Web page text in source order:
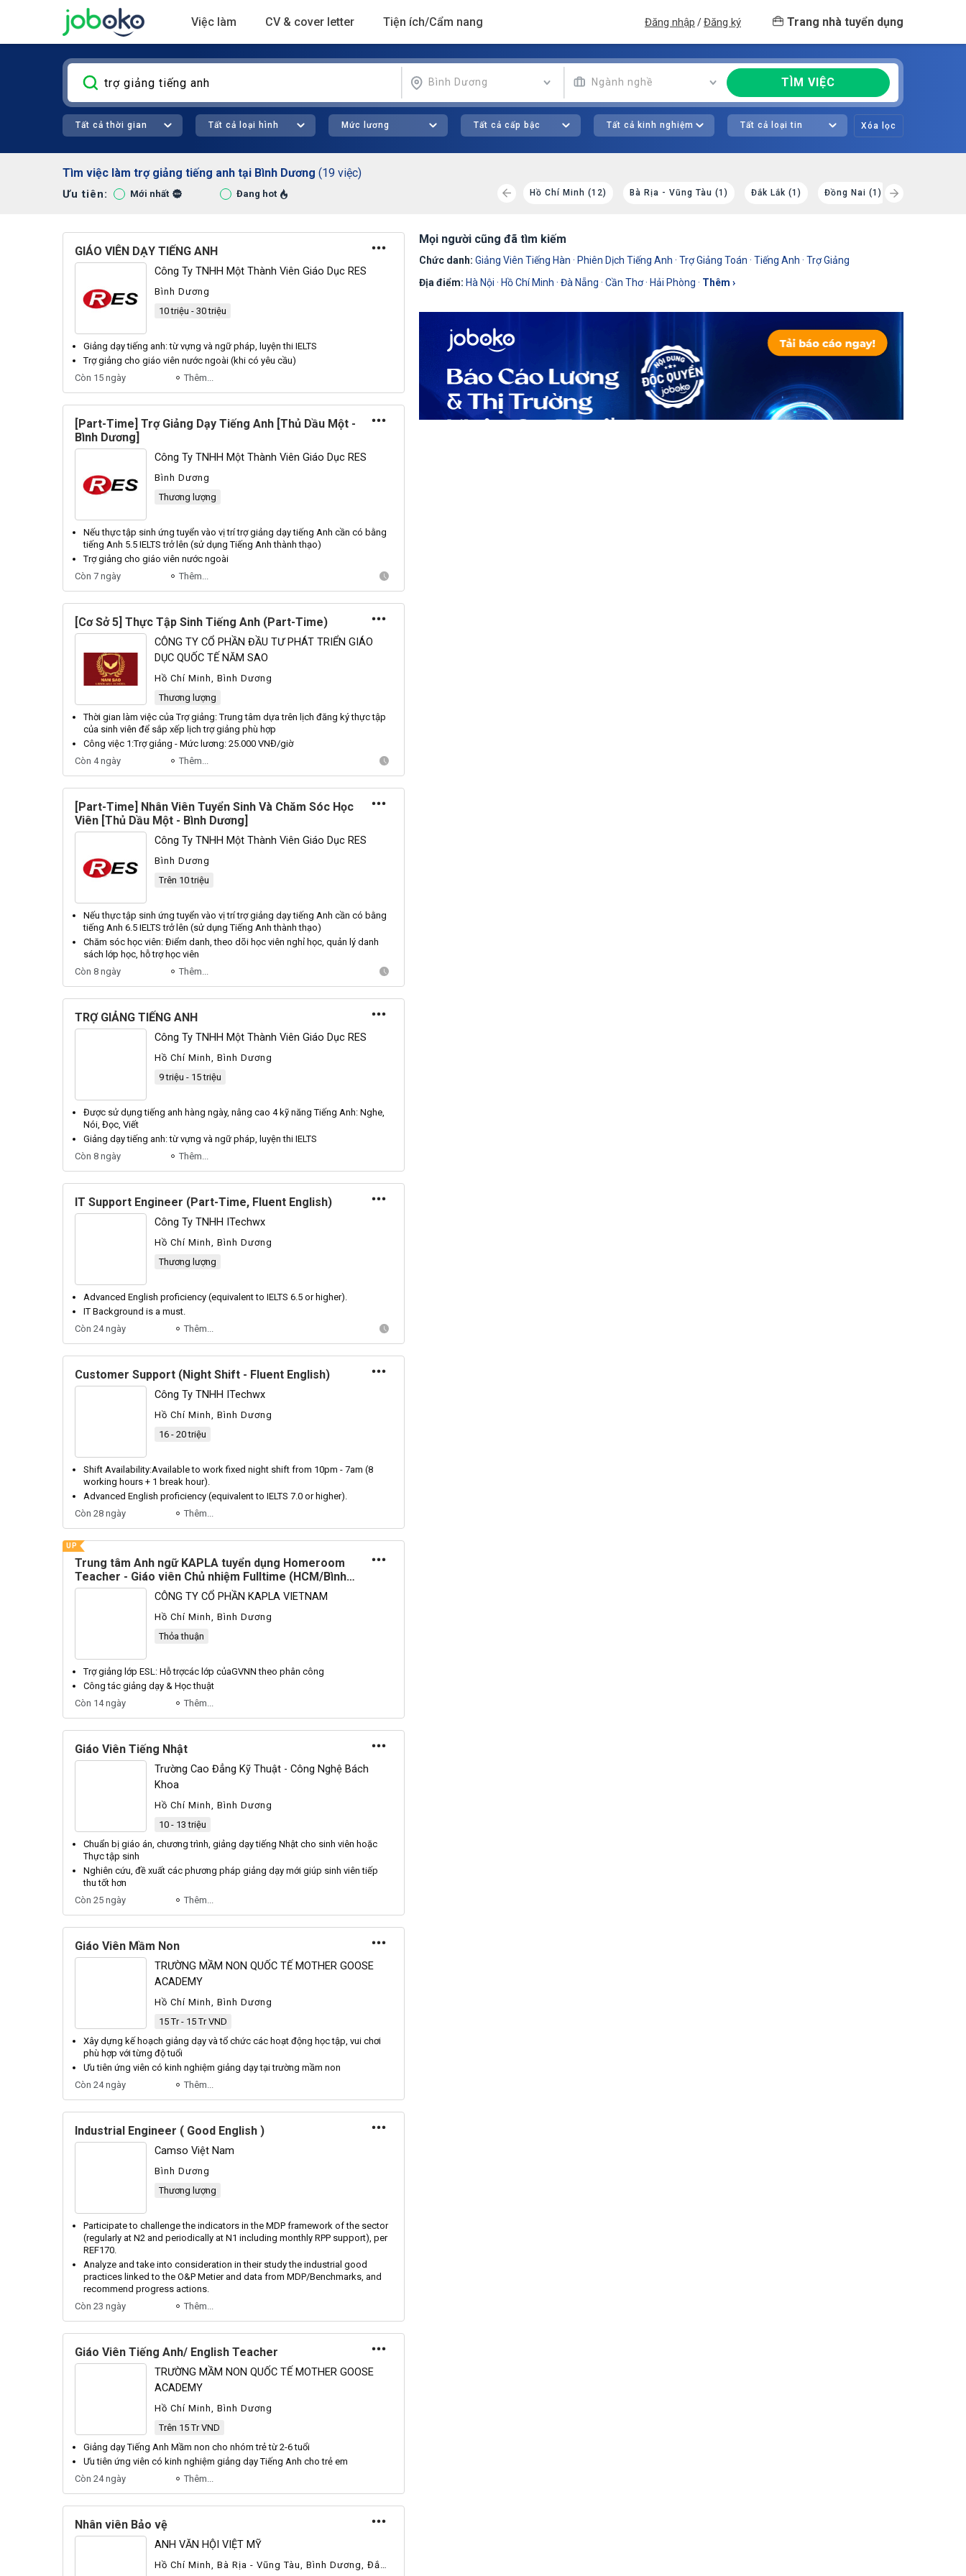
Việc làm CV & cover letter Tiện ích/Cẩm nang Đăng nhập /Đăng ký Trang nhà tuyển dụng
Bình Dương Ngành nghề TÌM VIỆC
Tất cả thời gian Tất cả loại hình Mức lương Tất cả cấp bậc Tất cả kinh nghiệm Tất cả loại tin Xóa lọc
Tìm việc làm trợ giảng tiếng anh tại Bình Dương (19 việc)
Ưu tiên: Mới nhất Đang hot
Bà Rịa - Vũng Tàu (1) Gia Lai (1) Hồ Chí Minh (12) Bà Rịa - Vũng Tàu (1) Đắk Lắk (1) Đồng Nai (1)
GIÁO VIÊN DẠY TIẾNG ANH
Công Ty TNHH Một Thành Viên Giáo Dục RES
Bình Dương
10 triệu - 30 triệu
Giảng dạytiếng anh: từ vựng và ngữ pháp, luyện thi IELTS
Trợ giảng cho giáo viên nước ngoài (khi có yêu cầu)
Còn 15 ngày
Thêm...
[Part-Time] Trợ Giảng Dạy Tiếng Anh [Thủ Dầu Một -
Bình Dương]
Công Ty TNHH Một Thành Viên Giáo Dục RES
Bình Dương
Thương lượng
Nếu thực tập sinh ứng tuyển vào vị trítrợ giảng dạytiếng Anh cần có bằng
tiếng Anh 5.5 IELTS trở lên (sử dụngTiếng Anh thành thạo)
Trợ giảng cho giáo viên nước ngoài
Còn 7 ngày
Thêm...
[Cơ Sở 5] Thực Tập Sinh Tiếng Anh (Part-Time)
CÔNG TY CỔ PHẦN ĐẦU TƯ PHÁT TRIỂN GIÁO
DỤC QUỐC TẾ NĂM SAO
Hồ Chí Minh, Bình Dương
Thương lượng
Thời gian làm việc củaTrợ giảng: Trung tâm dựa trên lịch đăng ký thực tập
của sinh viên để sắp xếp lịchtrợ giảng phù hợp
Công việc 1:Trợ giảng - Mức lương: 25.000 VNĐ/giờ
Còn 4 ngày
Thêm...
[Part-Time] Nhân Viên Tuyển Sinh Và Chăm Sóc Học
Viên [Thủ Dầu Một - Bình Dương]
Công Ty TNHH Một Thành Viên Giáo Dục RES
Bình Dương
Trên 10 triệu
Nếu thực tập sinh ứng tuyển vào vị trítrợ giảng dạytiếng Anh cần có bằng
tiếng Anh 6.5 IELTS trở lên (sử dụngTiếng Anh thành thạo)
Chăm sóc học viên: Điểm danh, theo dõi học viên nghỉ học, quản lý danh
sách lớp học, hỗtrợhọc viên
Còn 8 ngày
Thêm...
TRỢ GIẢNG TIẾNG ANH
Công Ty TNHH Một Thành Viên Giáo Dục RES
Hồ Chí Minh, Bình Dương
9 triệu - 15 triệu
Được sử dụngtiếng anh hàng ngày, nâng cao 4 kỹ năngTiếng Anh: Nghe,
Nói, Đọc, Viết
Giảng dạytiếng anh: từ vựng và ngữ pháp, luyện thi IELTS
Còn 8 ngày
Thêm...
IT Support Engineer (Part-Time, Fluent English)
Công Ty TNHH ITechwx
Hồ Chí Minh, Bình Dương
Thương lượng
Advanced English proficiency (equivalent to IELTS 6.5 or higher).
IT Background is a must.
Còn 24 ngày
Thêm...
Customer Support (Night Shift - Fluent English)
Công Ty TNHH ITechwx
Hồ Chí Minh, Bình Dương
16 - 20 triệu
Shift Availability:Availableto work fixed night shift from 10pm - 7am (8
working hours + 1 break hour).
Advanced English proficiency (equivalent to IELTS 7.0 or higher).
Còn 28 ngày
Thêm...
UP
Trung tâm Anh ngữ KAPLA tuyển dụng Homeroom
Teacher - Giáo viên Chủ nhiệm Fulltime (HCM/Bình
Dương)
CÔNG TY CỔ PHẦN KAPLA VIETNAM
Hồ Chí Minh, Bình Dương
Thỏa thuận
Trợ giảng lớp ESL: Hỗ trợcác lớp củaGVNN theo phân công
Công tác giảng dạy & Học thuật
Còn 14 ngày
Thêm...
Giáo Viên Tiếng Nhật
Trường Cao Đẳng Kỹ Thuật - Công Nghệ Bách
Khoa
Hồ Chí Minh, Bình Dương
10 - 13 triệu
Chuẩn bị giáo án, chương trình, giảng dạytiếng Nhật cho sinh viên hoặc
Thực tập sinh
Nghiên cứu, đề xuất các phương pháp giảng dạy mới giúp sinh viên tiếp
thu tốt hơn
Còn 25 ngày
Thêm...
Giáo Viên Mầm Non
TRƯỜNG MẦM NON QUỐC TẾ MOTHER GOOSE
ACADEMY
Hồ Chí Minh, Bình Dương
15 Tr - 15 Tr VND
Xây dựng kế hoạch giảng dạy và tổ chức các hoạt động học tập, vui chơi
phù hợp với từng độ tuổi
Ưu tiên ứng viên có kinh nghiệm giảng dạy tại trường mầm non
Còn 24 ngày
Thêm...
Industrial Engineer ( Good English )
Camso Việt Nam
Bình Dương
Thương lượng
Participate to challenge the indicators in the MDP framework of the sector
(regularly at N2 and periodically at N1 including monthly RPP support), per
REF170.
Analyze and take into consideration in their study the industrial good
practices linked to the O&P Metierand data from MDP/Benchmarks, and
recommend progress actions.
Còn 23 ngày
Thêm...
Giáo Viên Tiếng Anh/ English Teacher
TRƯỜNG MẦM NON QUỐC TẾ MOTHER GOOSE
ACADEMY
Hồ Chí Minh, Bình Dương
Trên 15 Tr VND
Giảng dạyTiếng Anh Mầm non cho nhóm trẻ từ 2-6 tuổi
Ưu tiên ứng viên có kinh nghiệm giảng dạyTiếng Anh cho trẻ em
Còn 24 ngày
Thêm...
Nhân viên Bảo vệ
ANH VĂN HỘI VIỆT MỸ
Hồ Chí Minh, Bà Rịa - Vũng Tàu, Bình Dương, Đắk
Mọi người cũng đã tìm kiếm
Chức danh: Giảng Viên Tiếng Hàn · Phiên Dịch Tiếng Anh ·Trợ Giảng Toán ·Tiếng Anh ·Trợ Giảng
Địa điểm: Hà Nội · Hồ Chí Minh ·Đà Nẵng ·Cần Thơ· Hải Phòng · Thêm ›